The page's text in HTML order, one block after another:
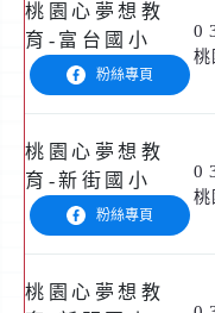
桃園心夢想教
育-富台國小
粉絲專頁
桃
桃園心夢想教
育-新街國小
粉絲專頁
桃
桃園心夢想教